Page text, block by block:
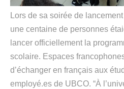
Lors de sa soirée de
une centaine de personnes
lancer officiellement la
scolaire. Espaces
d’échanger en français aux
employé.es de UBCO. “À